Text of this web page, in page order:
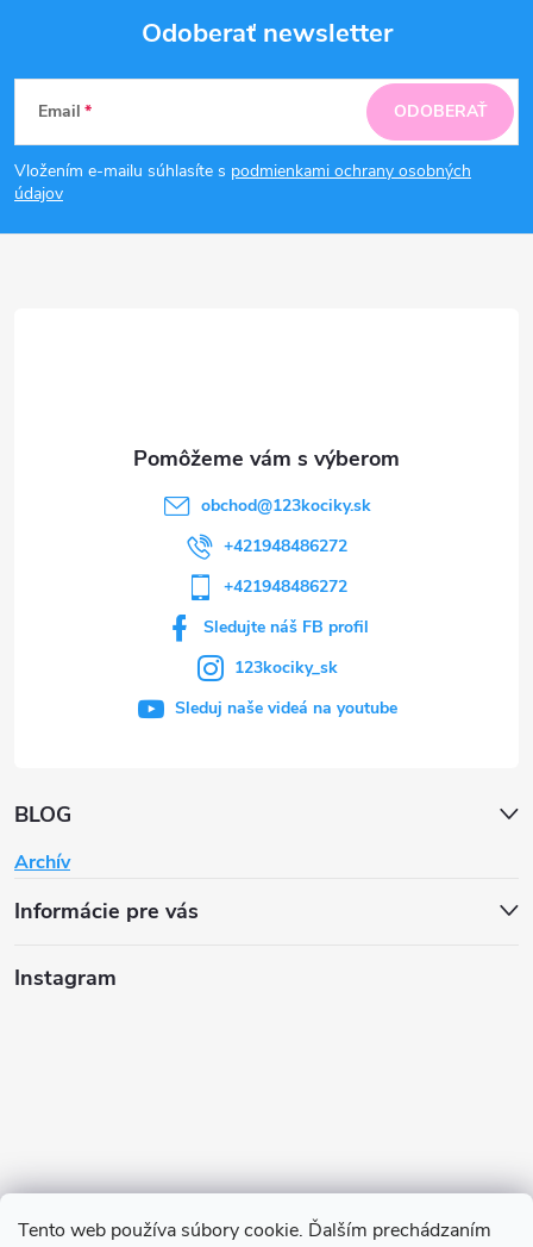
Tento web používa súbory cookie. Ďalším prechádzaním
Z
á
p
Odoberať newsletter
Email
Vložením e-mailu súhlasíte s podmienkami ochrany osobných
údajov
ODOBERAŤ
BLOG
Archív
Informácie pre vás
obchod@123kociky.sk
+421948486272
+421948486272
Sledujte náš FB profil
123kociky_sk
Sleduj naše videá na youtube
Instagram